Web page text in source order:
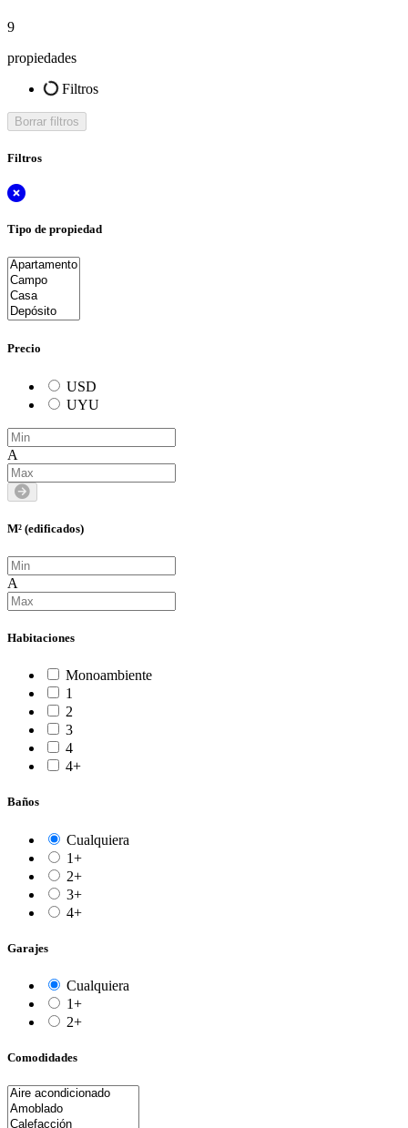
9
propiedades
Filtros
Borrar filtros
Filtros
Tipo de propiedad
Precio
USD
UYU
A
M² (edificados)
A
Habitaciones
Monoambiente
1
2
3
4
4+
Baños
Cualquiera
1+
2+
3+
4+
Garajes
Cualquiera
1+
2+
Comodidades